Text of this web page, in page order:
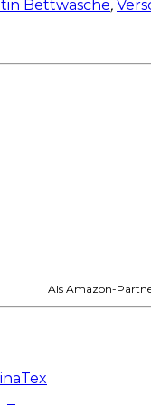
Bettwäsche,
Als Amazon-